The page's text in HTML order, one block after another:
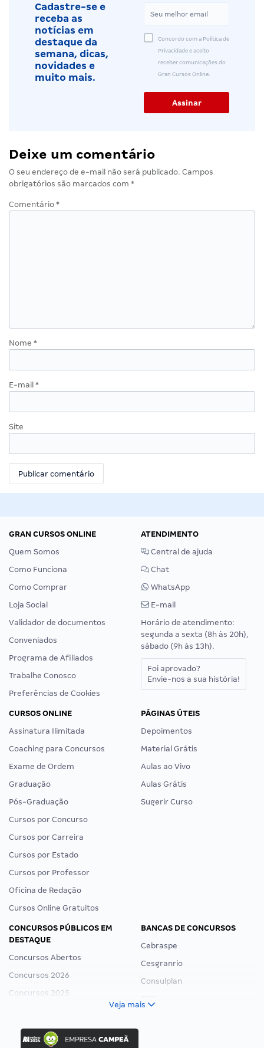
Cadastre-se e
receba as
notícias em
destaque da
semana, dicas,
novidades e
muito mais.
Concordo com a Política de
Privacidade e aceito
receber comunicações do
Gran Cursos Online.
Deixe um comentário
O seu endereço de e-mail não será publicado. Campos
obrigatórios são marcados com *
Comentário *
Nome *
E-mail *
Site
GRAN CURSOS ONLINE
Quem Somos
Como Funciona
Como Comprar
Loja Social
Validador de documentos
Conveniados
Programa de Afiliados
Trabalhe Conosco
Preferências de Cookies
ATENDIMENTO
Central de ajuda
Chat
WhatsApp
E-mail
Horário de atendimento:
segunda a sexta (8h às 20h),
sábado (9h às 13h).
Foi aprovado?
Envie-nos a sua história!
CURSOS ONLINE
Assinatura Ilimitada
Coaching para Concursos
Exame de Ordem
Graduação
Pós-Graduação
Cursos por Concurso
Cursos por Carreira
Cursos por Estado
Cursos por Professor
Oficina de Redação
Cursos Online Gratuitos
PÁGINAS ÚTEIS
Depoimentos
Material Grátis
Aulas ao Vivo
Aulas Grátis
Sugerir Curso
CONCURSOS PÚBLICOS EM
DESTAQUE
Concursos Abertos
Concursos 2026
Concursos 2025
Concurso Ibama
Concurso MPU
BANCAS DE CONCURSOS
Cebraspe
Cesgranrio
Consulplan
Veja mais